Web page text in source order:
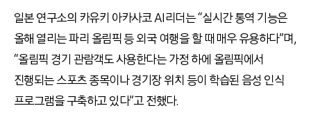
일본 연구소의 카유키 아카사코 AI리더는 “실시간 통역 기능은
올해 열리는 파리 올림픽 등 외국 여행을 할 때 매우 유용하다”며,
“올림픽 경기 관람객도 사용한다는 가정 하에 올림픽에서
진행되는 스포츠 종목이나 경기장 위치 등이 학습된 음성 인식
프로그램을 구축하고 있다”고 전했다.